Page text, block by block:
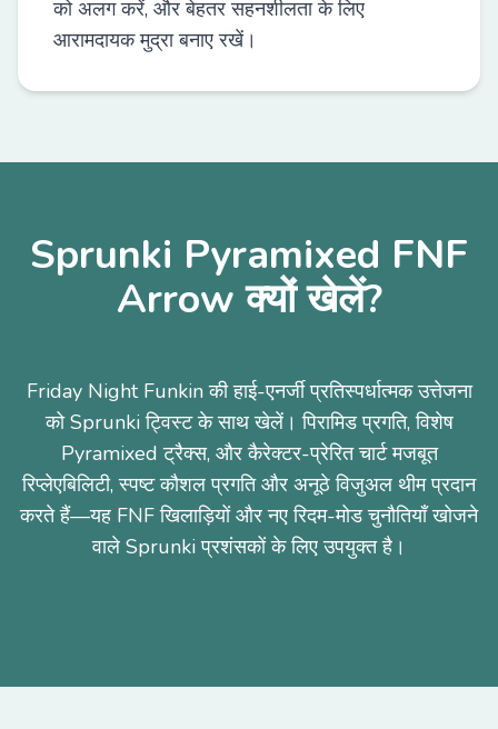
को अलग करें, और बेहतर सहनशीलता के लिए
आरामदायक मुद्रा बनाए रखें।
Sprunki Pyramixed FNF
Arrow क्यों खेलें?
Friday Night Funkin की हाई-एनर्जी प्रतिस्पर्धात्मक उत्तेजना
को Sprunki ट्विस्ट के साथ खेलें। पिरामिड प्रगति, विशेष
Pyramixed ट्रैक्स, और कैरेक्टर-प्रेरित चार्ट मजबूत
रिप्लेएबिलिटी, स्पष्ट कौशल प्रगति और अनूठे विजुअल थीम प्रदान
करते हैं—यह FNF खिलाड़ियों और नए रिदम-मोड चुनौतियाँ खोजने
वाले Sprunki प्रशंसकों के लिए उपयुक्त है।